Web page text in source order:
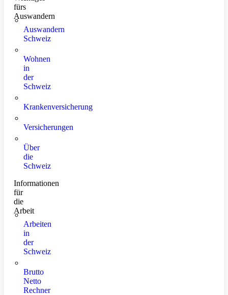
fürs
Auswandern
Auswandern
Schweiz
Wohnen
in
der
Schweiz
Krankenversicherung
Versicherungen
Über
die
Schweiz
Informationen
für
die
Arbeit
Arbeiten
in
der
Schweiz
Brutto
Netto
Rechner